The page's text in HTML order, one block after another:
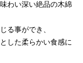
わい深い絶品の木綿
る事ができ、
した柔らかい食感に